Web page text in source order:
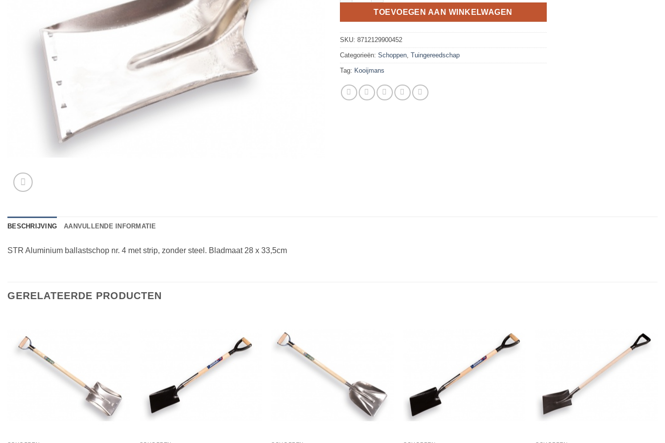
TOEVOEGEN AAN WINKELWAGEN
SKU: 8712129900452
Categorieën: Schoppen Tuingereedschap
Tag: Kooijmans
BESCHRIJVING AANVULLENDE INFORMATIE
STR Aluminium ballastschop nr. 4 met strip, zonder steel. Bladmaat 28 x 33,5cm
GERELATEERDE PRODUCTEN
Toevoegen
aan
verlanglijst
Toevoegen
aan
verlanglijst
Toevoegen
aan
verlanglijst